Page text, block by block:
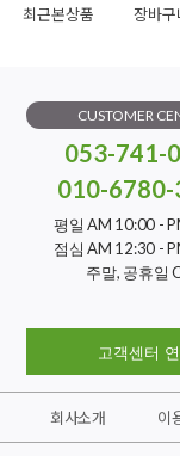
최근본상품 장바구
CUSTOMER
053-741-
010-6780-
평일 AM 10:00 -
점심 AM 12:30 -
주말, 공휴일
고객센터
회사소개 이